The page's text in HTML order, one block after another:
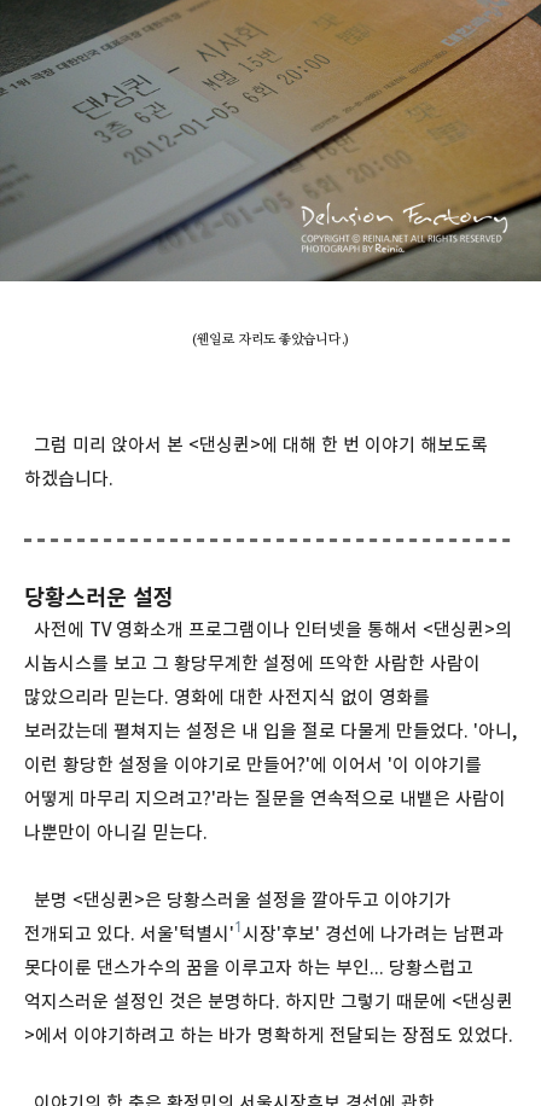
(웬일로 자리도 좋았습니다.)
그럼 미리 앉아서 본 <댄싱퀸>에 대해 한 번 이야기 해보도록
하겠습니다.
당황스러운 설정
사전에 TV 영화소개 프로그램이나 인터넷을 통해서 <댄싱퀸>의
시놉시스를 보고 그 황당무계한 설정에 뜨악한 사람한 사람이
많았으리라 믿는다. 영화에 대한 사전지식 없이 영화를
보러갔는데 펼쳐지는 설정은 내 입을 절로 다물게 만들었다. '아니,
이런 황당한 설정을 이야기로 만들어?'에 이어서 '이 이야기를
어떻게 마무리 지으려고?'라는 질문을 연속적으로 내뱉은 사람이
나뿐만이 아니길 믿는다.
분명 <댄싱퀸>은 당황스러울 설정을 깔아두고 이야기가
전개되고 있다. 서울'턱별시'1시장'후보' 경선에 나가려는 남편과
못다이룬 댄스가수의 꿈을 이루고자 하는 부인... 당황스럽고
억지스러운 설정인 것은 분명하다. 하지만 그렇기 때문에 <댄싱퀸
>에서 이야기하려고 하는 바가 명확하게 전달되는 장점도 있었다.